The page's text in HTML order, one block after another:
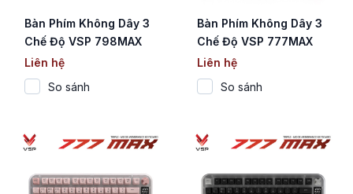
Bàn Phím Không Dây 3
Chế Độ VSP 798MAX
Pink (Membrane / 103
Phím / Màn Hình Digital
/ RGB / 4000mAh)
Liên hệ
So sánh
Bàn Phím Không Dây 3
Chế Độ VSP 777MAX
White (Membrane / 78
Phím / Màn Hình Digital
/ RGB / 4000mAh)
Liên hệ
So sánh